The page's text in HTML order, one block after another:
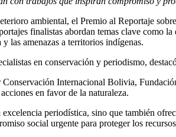
ambiental, el Premio al Reportaje
finalistas abordan temas clave como
las amenazas a territorios indígenas.
en conservación y periodismo,
Internacional Bolivia,
en favor de la naturaleza.
periodística, sino que también
social urgente para proteger los